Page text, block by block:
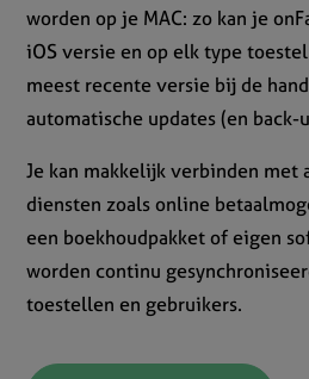
worden op je MAC: zo kan je
iOS versie en op elk type
meest recente versie bij de
automatische updates (en back-
Je kan makkelijk verbinden met
diensten zoals online
een boekhoudpakket of eigen
worden continu
toestellen en gebruikers.